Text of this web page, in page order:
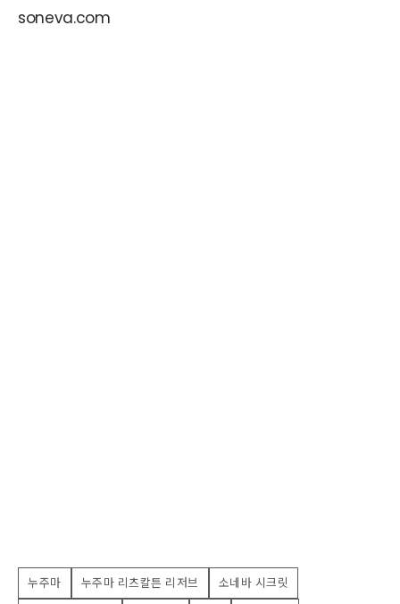
soneva.com
누주마 누주마 리츠칼튼 리저브
소네바 시크릿